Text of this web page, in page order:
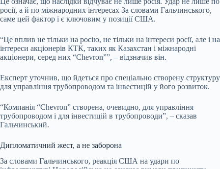
росії, а й по міжнародних інтересах За словами Гальчинського,
саме цей фактор і є ключовим у позиції США.
“Це вплив не тільки на росію, не тільки на інтереси росії, але і на
інтереси акціонерів КТК, таких як Казахстан і міжнародні
акціонери, серед них “Chevron””, – відзначив він.
Експерт уточнив, що йдеться про спеціально створену структуру
для управління трубопроводом та інвестицій у його розвиток.
“Компанія “Chevron” створена, очевидно, для управління
трубопроводом і для інвестицій в трубопроводи”, – сказав
Гальчинський.
Дипломатичний жест, а не заборона
За словами Гальчинського, реакція США на удари по